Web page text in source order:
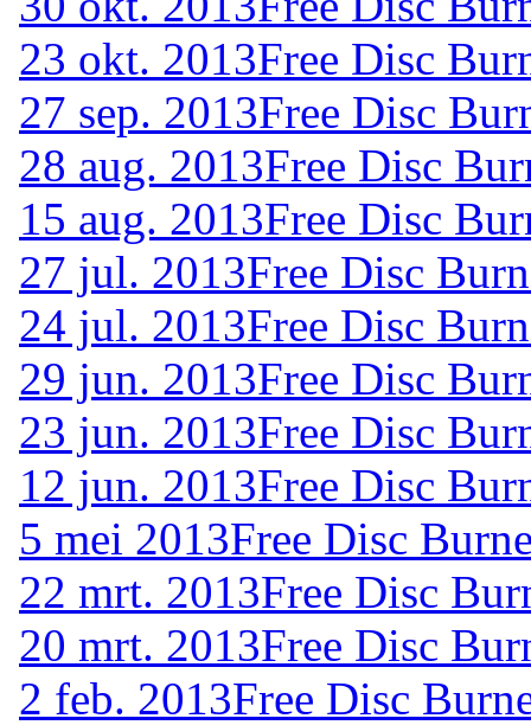
23 okt. 2013Free Disc
27 sep. 2013Free Disc
28 aug. 2013Free Disc
15 aug. 2013Free Disc
27 jul. 2013Free Disc
24 jul. 2013Free Disc
29 jun. 2013Free Disc
23 jun. 2013Free Disc
12 jun. 2013Free Disc
5 mei 2013Free Disc
22 mrt. 2013Free Disc
20 mrt. 2013Free Disc
2 feb. 2013Free Disc